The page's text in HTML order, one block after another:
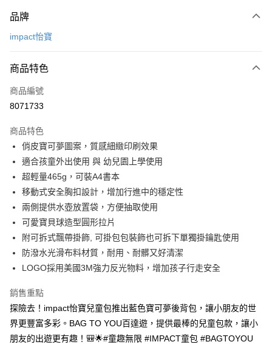
信用卡一次付款
3 期 0 利率 每期
合作金庫商業銀行
上海商業儲蓄銀行
臺灣中小企業銀行
匯豐（台灣）商業銀行
華泰商業銀行
聯邦商業銀行
遠東國際商業銀行
元大商業銀行
玉山商業銀行
星展（台灣）商業銀行
台灣樂天信用卡公司
合作金庫商業銀行
上海商業儲蓄銀行
國泰世華商業銀行
兆豐國際商業銀行
匯豐（台灣）商業銀行
華泰商業銀行
聯邦商業銀行
元大商業銀行
永豐商業銀行
玉山商業銀行
星展（台灣）商業銀行
台新國際商業銀行
LINE Pay
Apple Pay
街口支付
悠遊付
Google Pay
大哥付你分期
相關說明
【大哥付你分期使用說明】
1.本服務由台灣大哥大提供，台灣大哥大用戶可立即使用無須另外申請。
2.付款方式選擇「大哥付你分期」，訂單成立後會自動跳轉到大哥付的交易
成交易。
3.實際核准額度、可分期數及費用金額請依後續交易確認頁面所載為準。
4.訂單成立30分鐘內，如未前往確認交易或遇審核未通過，訂單將自動取
消。如遇「轉專審核」未通過狀況，表示未達大哥付你分期系統評分，恕無
法說明評估內容。
AFTEE先享後付
相關說明
AFTEE先享後付是「在收到商品之後才付款」的支付方式。 讓您購物簡單
便利好安心！
１．簡單：不需註冊會員、不需綁卡、不需儲值。
２．便利：只要手機號碼，簡訊認證，即可結帳。
３．安心：先確認商品／服務後，再付款。
ATM付款
運送方式
宅配
品牌
impact怡寶
商品特色
商品編號
8071733
商品特色
俏皮寶可夢圖案，質感細緻印刷效果
適合孩童外出使用 與 幼兒園上學使用
超輕量465g，可裝A4書本
移動式安全胸扣設計，增加行進中的穩定性
兩側提供水壺放置袋，方便抽取使用
可愛寶貝球造型圓形拉片
附可拆式飄帶掛飾, 可掛包包裝飾也可拆下單獨掛鑰匙使用
防潑水光滑布料材質，耐用、耐髒又好清潔
LOGO採用美國3M強力反光物料，增加孩子行走安全
銷售重點
探險去！impact怡寶兒童包推出藍色寶可夢後背包，讓小朋友的世
界更豐富多彩。BAG TO YOU百達遊，提供最棒的兒童包款，讓小
朋友的出遊更有趣！🎒🌟#童趣無限 #IMPACT童包 #BAGTOYOU